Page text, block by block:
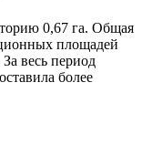
0,67 га. Общая
площадей
весь период
более